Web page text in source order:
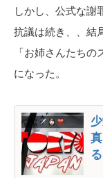
しかし、公式な謝
抗議は続き、、結
「お姉さんたち
になった。
る